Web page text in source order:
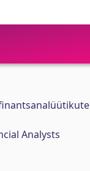
Analysts